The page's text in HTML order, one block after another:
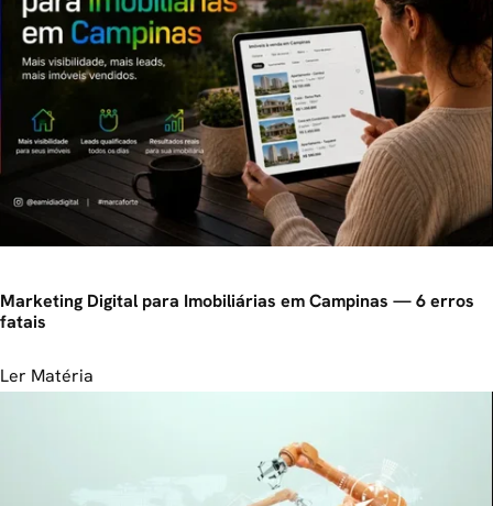
Marketing Digital para Imobiliárias em Campinas — 6 erros
fatais
Ler Matéria